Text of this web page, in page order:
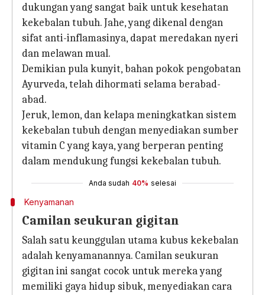
dukungan yang sangat baik untuk kesehatan
kekebalan tubuh. Jahe, yang dikenal dengan
sifat anti-inflamasinya, dapat meredakan nyeri
dan melawan mual.
Demikian pula kunyit, bahan pokok pengobatan
Ayurveda, telah dihormati selama berabad-
abad.
Jeruk, lemon, dan kelapa meningkatkan sistem
kekebalan tubuh dengan menyediakan sumber
vitamin C yang kaya, yang berperan penting
dalam mendukung fungsi kekebalan tubuh.
Anda sudah 40% selesai
Kenyamanan
Camilan seukuran gigitan
Salah satu keunggulan utama kubus kekebalan
adalah kenyamanannya. Camilan seukuran
gigitan ini sangat cocok untuk mereka yang
memiliki gaya hidup sibuk, menyediakan cara